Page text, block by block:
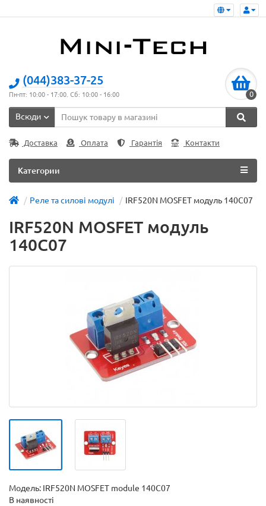
(044)383-37-25
Пн-пт: 10:00 - 17:00. Сб: 10:00 - 16:00 0
Всюди
Доставка Оплата Гарантія Контакти
Категории
Реле та силові модулі IRF520N MOSFET модуль 140C07
IRF520N MOSFET модуль
140C07
Модель: IRF520N MOSFET module 140C07
В наявності